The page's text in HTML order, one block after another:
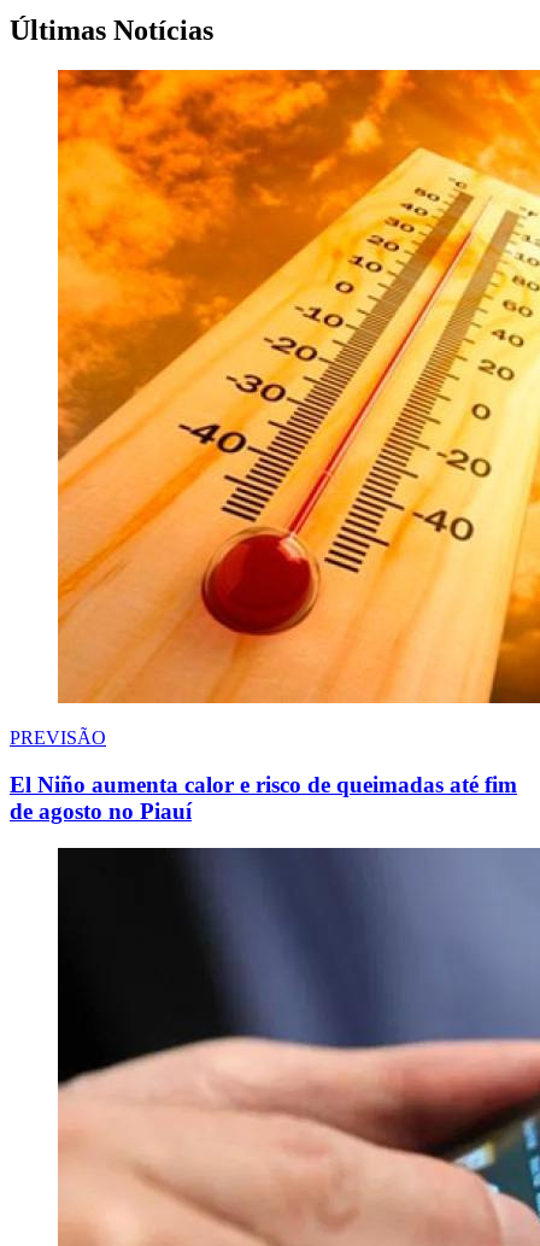
Últimas Notícias
PREVISÃO
El Niño aumenta calor e risco de queimadas até fim
de agosto no Piauí